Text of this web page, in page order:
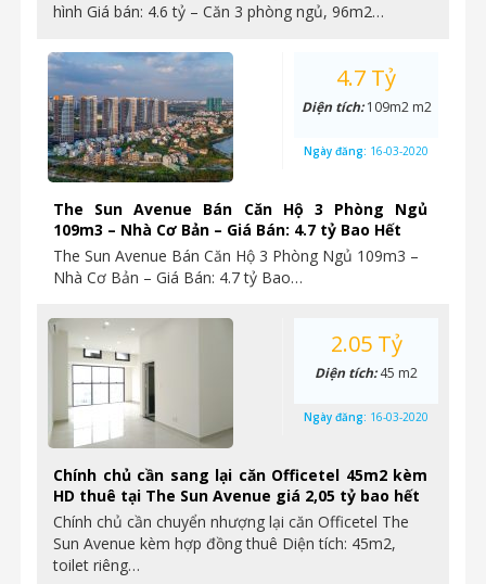
hình Giá bán: 4.6 tỷ – Căn 3 phòng ngủ, 96m2…
The Sun Avenue Bán Căn Hộ 3 Phòng Ngủ
109m3 – Nhà Cơ Bản – Giá Bán: 4.7 tỷ Bao Hết
The Sun Avenue Bán Căn Hộ 3 Phòng Ngủ 109m3 –
Nhà Cơ Bản – Giá Bán: 4.7 tỷ Bao…
4.7 Tỷ
Diện tích:109m2 m2
Ngày đăng: 16-03-2020
Chính chủ cần sang lại căn Officetel 45m2 kèm
HD thuê tại The Sun Avenue giá 2,05 tỷ bao hết
Chính chủ cần chuyển nhượng lại căn Officetel The
Sun Avenue kèm hợp đồng thuê Diện tích: 45m2,
toilet riêng…
2.05 Tỷ
Diện tích:45 m2
Ngày đăng: 16-03-2020